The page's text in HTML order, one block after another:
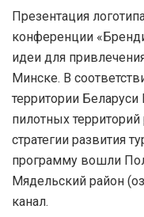
Презентация
конференции
идеи для
Минске. В
территории
пилотных
стратегии развития
программу вошли
Мядельский район
канал.